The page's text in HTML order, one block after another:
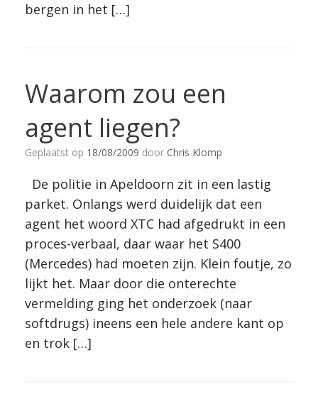
bergen in het […]
Waarom zou een
agent liegen?
Geplaatst op 18/08/2009 door Chris Klomp
De politie in Apeldoorn zit in een lastig
parket. Onlangs werd duidelijk dat een
agent het woord XTC had afgedrukt in een
proces-verbaal, daar waar het S400
(Mercedes) had moeten zijn. Klein foutje, zo
lijkt het. Maar door die onterechte
vermelding ging het onderzoek (naar
softdrugs) ineens een hele andere kant op
en trok […]